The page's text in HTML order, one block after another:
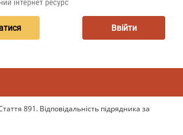
Ввійти
891. Відповідальність підрядника за